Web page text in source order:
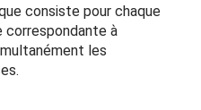
consiste pour chaque
correspondante à
les